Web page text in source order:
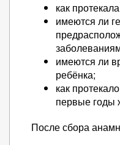
как
имеются ли
имеются ли
ребёнка;
как
первые годы
После сбора